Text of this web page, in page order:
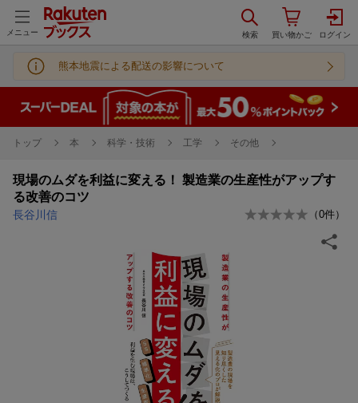
メニュー
熊本地震による配送の影響について
トップ 本 科学・技術 工学 その他
現場のムダを利益に変える！ 製造業の生産性がアップす
る改善のコツ
長谷川信 （0件）